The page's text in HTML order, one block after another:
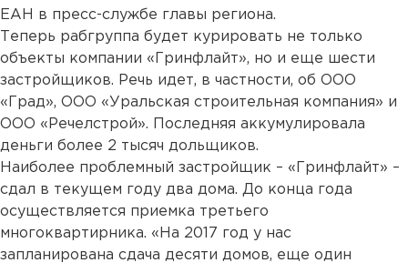
ЕАН в пресс-службе главы региона.
Теперь рабгруппа будет курировать не только
объекты компании «Гринфлайт», но и еще шести
застройщиков. Речь идет, в частности, об ООО
«Град», ООО «Уральская строительная компания» и
ООО «Речелстрой». Последняя аккумулировала
деньги более 2 тысяч дольщиков.
Наиболее проблемный застройщик – «Гринфлайт» –
сдал в текущем году два дома. До конца года
осуществляется приемка третьего
многоквартирника. «На 2017 год у нас
запланирована сдача десяти домов, еще один